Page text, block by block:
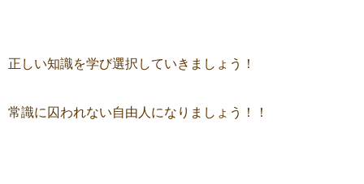
正しい知識を学び選択していきましょう！
常識に囚われない自由人になりましょう！！